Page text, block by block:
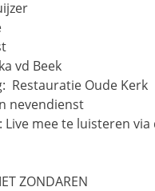
vd Beek
Restauratie Oude Kerk
nevendienst
Live mee te luisteren via
ZONDAREN